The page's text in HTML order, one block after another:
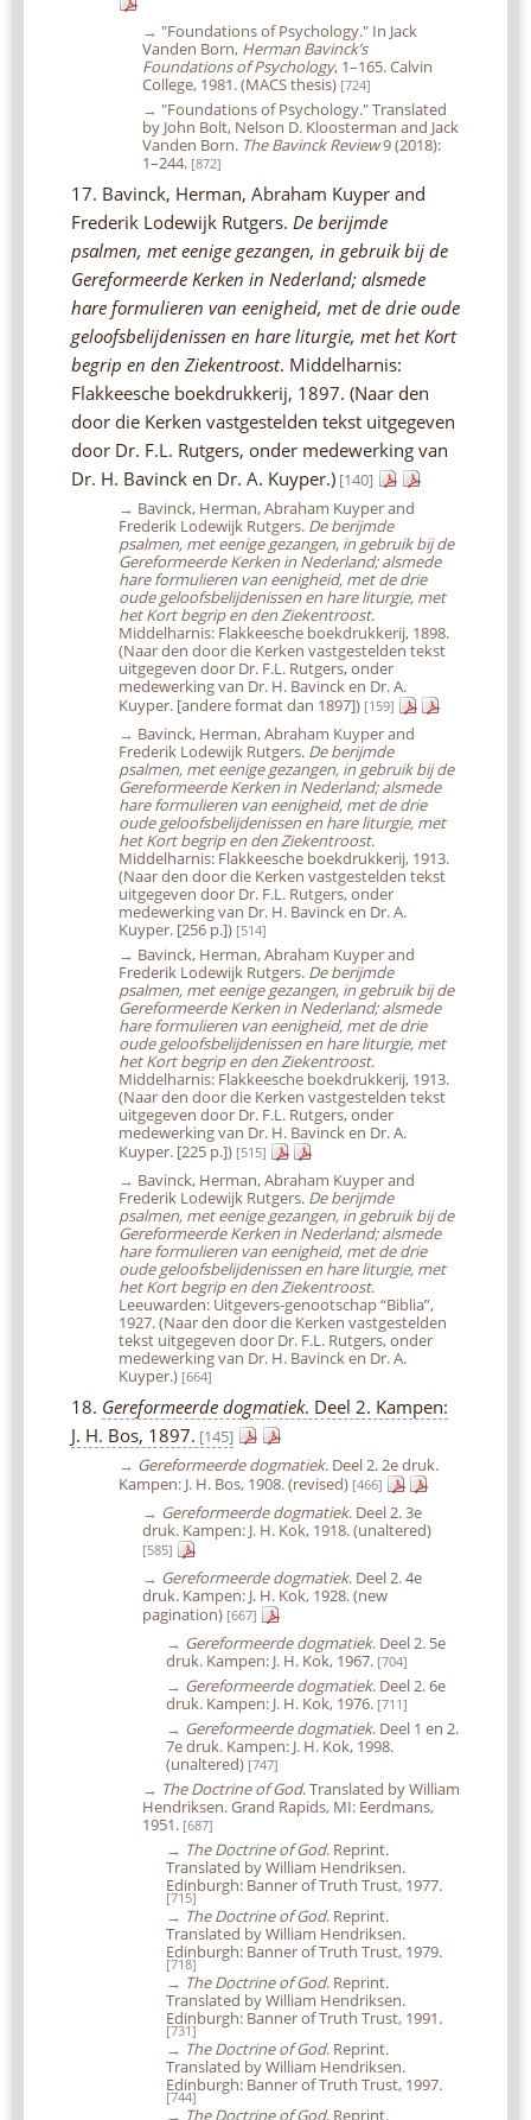
→ "Foundations of Psychology." In Jack
Vanden Born, Herman Bavinck’s
Foundations of Psychology, 1–165. Calvin
College, 1981. (MACS thesis) [724]
→ "Foundations of Psychology." Translated
by John Bolt, Nelson D. Kloosterman and Jack
Vanden Born. The Bavinck Review9 (2018):
1–244. [872]
17. Bavinck, Herman, Abraham Kuyper and
Frederik Lodewijk Rutgers. De berijmde
psalmen, met eenige gezangen, in gebruik bij de
Gereformeerde Kerken in Nederland; alsmede
hare formulieren van eenigheid, met de drie oude
geloofsbelijdenissen en hare liturgie, met het Kort
begrip en den Ziekentroost. Middelharnis:
Flakkeesche boekdrukkerij, 1897. (Naar den
door die Kerken vastgestelden tekst uitgegeven
door Dr. F.L. Rutgers, onder medewerking van
Dr. H. Bavinck en Dr. A. Kuyper.) [140]
→ Bavinck, Herman, Abraham Kuyper and
Frederik Lodewijk Rutgers. De berijmde
psalmen, met eenige gezangen, in gebruik bij de
Gereformeerde Kerken in Nederland; alsmede
hare formulieren van eenigheid, met de drie
oude geloofsbelijdenissen en hare liturgie, met
het Kort begrip en den Ziekentroost.
Middelharnis: Flakkeesche boekdrukkerij, 1898.
(Naar den door die Kerken vastgestelden tekst
uitgegeven door Dr. F.L. Rutgers, onder
medewerking van Dr. H. Bavinck en Dr. A.
Kuyper. [andere format dan 1897]) [159]
→ Bavinck, Herman, Abraham Kuyper and
Frederik Lodewijk Rutgers. De berijmde
psalmen, met eenige gezangen, in gebruik bij de
Gereformeerde Kerken in Nederland; alsmede
hare formulieren van eenigheid, met de drie
oude geloofsbelijdenissen en hare liturgie, met
het Kort begrip en den Ziekentroost.
Middelharnis: Flakkeesche boekdrukkerij, 1913.
(Naar den door die Kerken vastgestelden tekst
uitgegeven door Dr. F.L. Rutgers, onder
medewerking van Dr. H. Bavinck en Dr. A.
Kuyper. [256 p.]) [514]
→ Bavinck, Herman, Abraham Kuyper and
Frederik Lodewijk Rutgers. De berijmde
psalmen, met eenige gezangen, in gebruik bij de
Gereformeerde Kerken in Nederland; alsmede
hare formulieren van eenigheid, met de drie
oude geloofsbelijdenissen en hare liturgie, met
het Kort begrip en den Ziekentroost.
Middelharnis: Flakkeesche boekdrukkerij, 1913.
(Naar den door die Kerken vastgestelden tekst
uitgegeven door Dr. F.L. Rutgers, onder
medewerking van Dr. H. Bavinck en Dr. A.
Kuyper. [225 p.]) [515]
→ Bavinck, Herman, Abraham Kuyper and
Frederik Lodewijk Rutgers. De berijmde
psalmen, met eenige gezangen, in gebruik bij de
Gereformeerde Kerken in Nederland; alsmede
hare formulieren van eenigheid, met de drie
oude geloofsbelijdenissen en hare liturgie, met
het Kort begrip en den Ziekentroost.
Leeuwarden: Uitgevers-genootschap “Biblia”,
1927. (Naar den door die Kerken vastgestelden
tekst uitgegeven door Dr. F.L. Rutgers, onder
medewerking van Dr. H. Bavinck en Dr. A.
Kuyper.) [664]
18. Gereformeerde dogmatiek. Deel 2. Kampen:
J. H. Bos, 1897. [145]
→ Gereformeerde dogmatiek. Deel 2. 2e druk.
Kampen: J. H. Bos, 1908. (revised) [466]
→ Gereformeerde dogmatiek. Deel 2. 3e
druk. Kampen: J. H. Kok, 1918. (unaltered)
[585]
→ Gereformeerde dogmatiek. Deel 2. 4e
druk. Kampen: J. H. Kok, 1928. (new
pagination) [667]
→ Gereformeerde dogmatiek. Deel 2. 5e
druk. Kampen: J. H. Kok, 1967. [704]
→ Gereformeerde dogmatiek. Deel 2. 6e
druk. Kampen: J. H. Kok, 1976. [711]
→ Gereformeerde dogmatiek. Deel 1 en 2.
7e druk. Kampen: J. H. Kok, 1998.
(unaltered) [747]
→ The Doctrine of God. Translated by William
Hendriksen. Grand Rapids, MI: Eerdmans,
1951. [687]
→ The Doctrine of God. Reprint.
Translated by William Hendriksen.
Edinburgh: Banner of Truth Trust, 1977.
[715]
→ The Doctrine of God. Reprint.
Translated by William Hendriksen.
Edinburgh: Banner of Truth Trust, 1979.
[718]
→ The Doctrine of God. Reprint.
Translated by William Hendriksen.
Edinburgh: Banner of Truth Trust, 1991.
[731]
→ The Doctrine of God. Reprint.
Translated by William Hendriksen.
Edinburgh: Banner of Truth Trust, 1997.
[744]
→ The Doctrine of God. Reprint.